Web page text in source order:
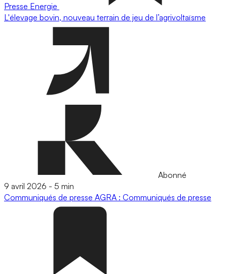
Presse Energie
L'élevage bovin, nouveau terrain de jeu de l’agrivoltaïsme
Abonné
9 avril 2026 - 5 min
Communiqués de presse AGRA : Communiqués de presse